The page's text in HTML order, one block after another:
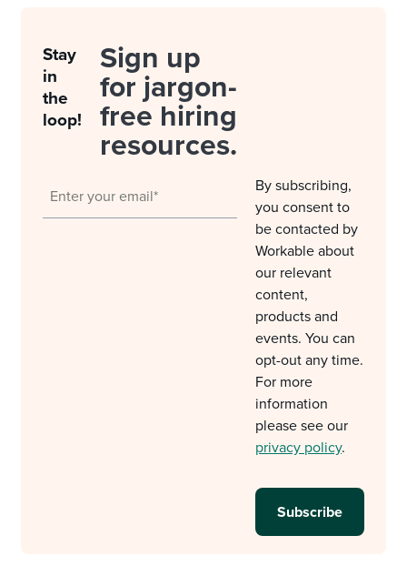
Stay
in
the
loop!
Sign up
for jargon-
free hiring
resources.
By subscribing,
you consent to
be contacted by
Workable about
our relevant
content,
products and
events. You can
opt-out any time.
For more
information
please see our
privacy policy.